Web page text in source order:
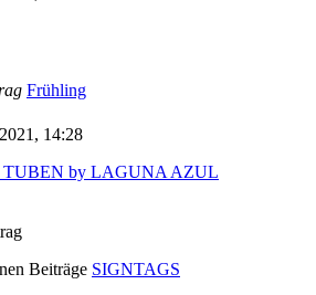
Frühling
14:28
by LAGUNA AZUL
SIGNTAGS